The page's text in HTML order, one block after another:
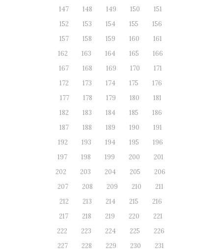
147
148 149 150
151
152
153 154 155
156
157
158 159 160
161
162
163 164 165
166
167
168 169 170
171
172
173 174 175
176
177
178 179 180
181
182
183 184 185
186
187
188 189 190
191
192
193 194 195
196
197
198 199 200
201
202
203 204 205
206
207
208 209 210
211
212
213 214 215
216
217
218 219 220
221
222
223 224 225
226
227
228 229 230
231